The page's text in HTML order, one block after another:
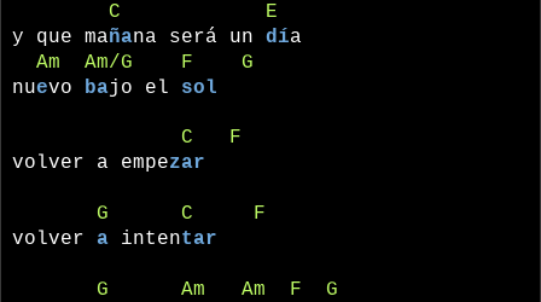
C
E
y que mañana será un día
Am
Am/G F
G
nuevo bajo el sol
C
F
volver a empezar
G C
F
volver a intentar
G Am Am F G